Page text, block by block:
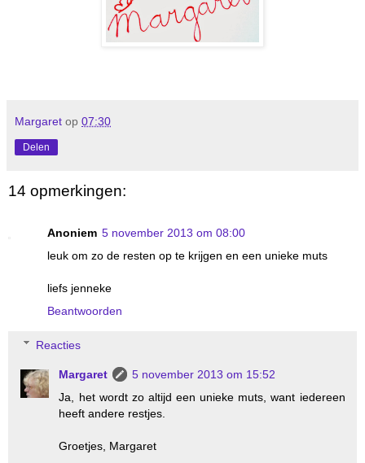
Margaret op 07:30
Delen
14 opmerkingen:
Anoniem 5 november 2013 om 08:00
leuk om zo de resten op te krijgen en een unieke muts
liefs jenneke
Beantwoorden
Reacties
Margaret
5 november 2013 om 15:52
Ja, het wordt zo altijd een unieke muts, want iedereen
heeft andere restjes.
Groetjes, Margaret